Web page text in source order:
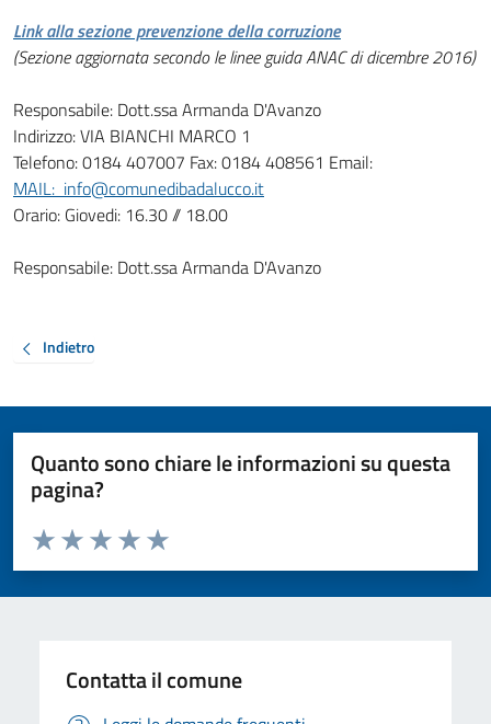
Link alla sezione prevenzione della corruzione
(Sezione aggiornata secondo le linee guida ANAC di dicembre 2016)
Responsabile: Dott.ssa Armanda D'Avanzo
Indirizzo: VIA BIANCHI MARCO 1
Telefono: 0184 407007 Fax: 0184 408561 Email:
MAIL: info@comunedibadalucco.it
Orario: Giovedi: 16.30 // 18.00
Responsabile: Dott.ssa Armanda D'Avanzo
Indietro
Quanto sono chiare le informazioni su questa
pagina?
Valuta da 1 a 5 stelle la pagina
Valuta 5 stelle su 5
Valuta 4 stelle su 5
Valuta 3 stelle su 5
Valuta 2 stelle su 5
Valuta 1 stelle su 5
Contatta il comune